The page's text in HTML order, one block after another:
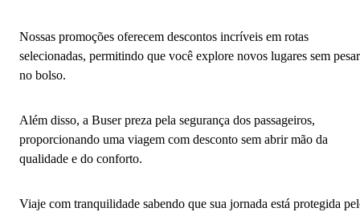
Nossas promoções oferecem descontos incríveis em rotas
selecionadas, permitindo que você explore novos lugares sem pesar
no bolso.
Além disso, a Buser preza pela segurança dos passageiros,
proporcionando uma viagem com desconto sem abrir mão da
qualidade e do conforto.
Viaje com tranquilidade sabendo que sua jornada está protegida